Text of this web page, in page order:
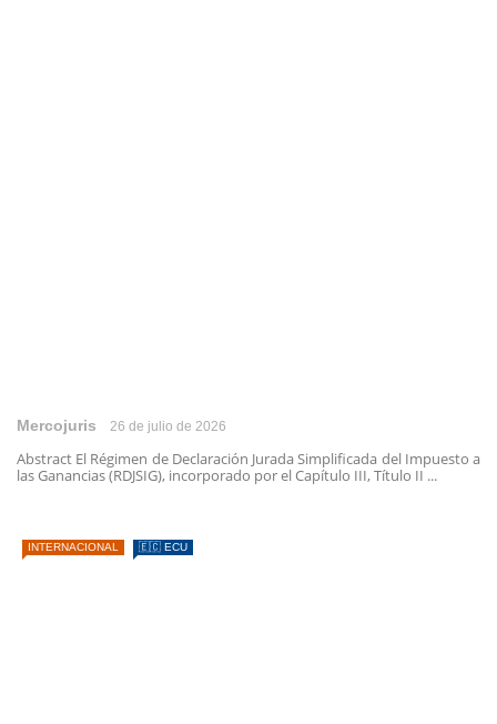
Mercojuris 26 de julio de 2026
Abstract El Régimen de Declaración Jurada Simplificada del Impuesto a
las Ganancias (RDJSIG), incorporado por el Capítulo III, Título II ...
INTERNACIONAL 🇪🇨 ECU